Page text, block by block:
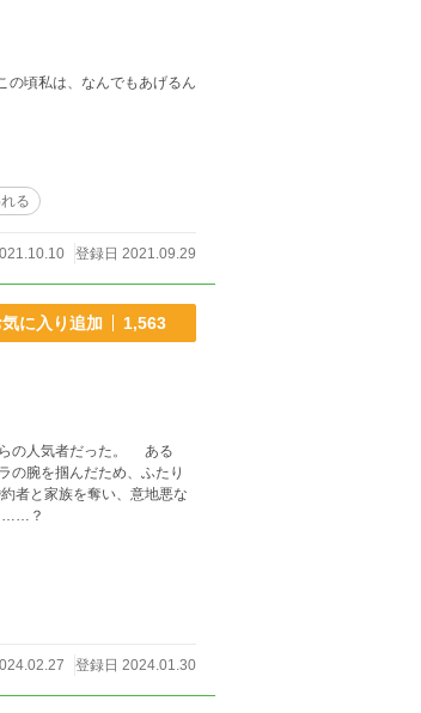
の頃私は、なんでもあげるん
る
登録日 2021.09.29
気に入り追加 1,563
らの人気者だった。 ある
の腕を掴んだため、ふたり
て……？
登録日 2024.01.30